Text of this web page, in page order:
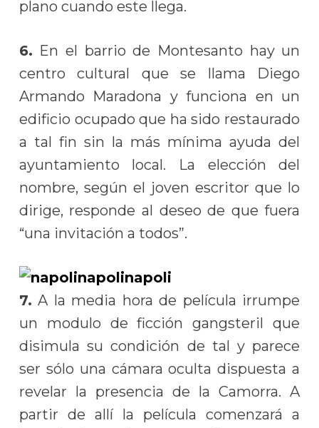
plano cuando este llega.
6. En el barrio de Montesanto hay un
centro cultural que se llama Diego
Armando Maradona y funciona en un
edificio ocupado que ha sido restaurado
a tal fin sin la más mínima ayuda del
ayuntamiento local. La elección del
nombre, según el joven escritor que lo
dirige, responde al deseo de que fuera
“una invitación a todos”.
7. A la media hora de película irrumpe
un modulo de ficción gangsteril que
disimula su condición de tal y parece
ser sólo una cámara oculta dispuesta a
revelar la presencia de la Camorra. A
partir de allí la película comenzará a